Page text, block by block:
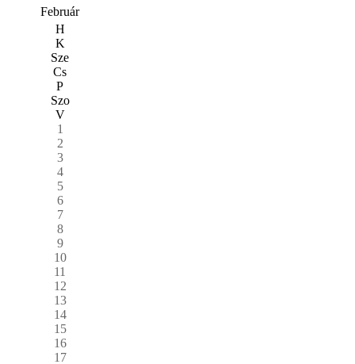
Február
H
K
Sze
Cs
P
Szo
V
1
2
3
4
5
6
7
8
9
10
11
12
13
14
15
16
17